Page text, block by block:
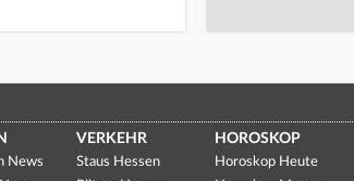
News
VERKEHR
Staus Hessen
HOROSKOP
Horoskop Heute